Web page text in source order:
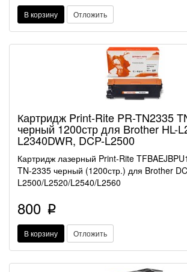
В корзину Отложить
Картридж Print-Rite PR-TN2335
черный 1200стр для Brother HL-
L2340DWR, DCP-L2500
Картридж лазерный Print-Rite
TN-2335 черный (1200стр.) для Brother
L2500/L2520/L2540/L2560
800 p
В корзину Отложить